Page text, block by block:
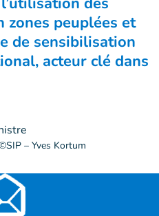
zones peuplées et
de sensibilisation
acteur clé dans
– Yves Kortum